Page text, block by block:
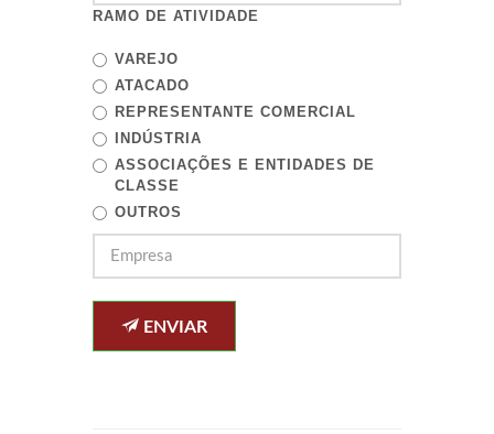
RAMO DE ATIVIDADE
VAREJO
ATACADO
REPRESENTANTE COMERCIAL
INDÚSTRIA
ASSOCIAÇÕES E ENTIDADES DE
CLASSE
OUTROS
ENVIAR